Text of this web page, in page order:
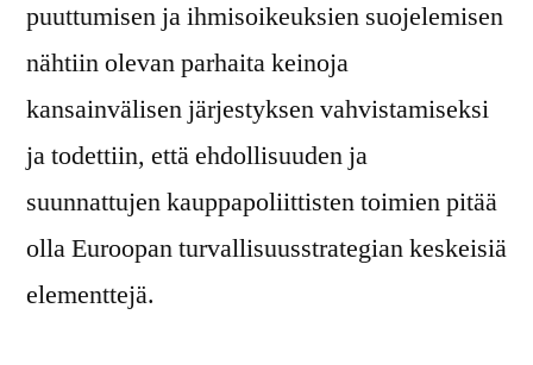
puuttumisen ja ihmisoikeuksien suojelemisen
nähtiin olevan parhaita keinoja
kansainvälisen järjestyksen vahvistamiseksi
ja todettiin, että ehdollisuuden ja
suunnattujen kauppapoliittisten toimien pitää
olla Euroopan turvallisuusstrategian keskeisiä
elementtejä.